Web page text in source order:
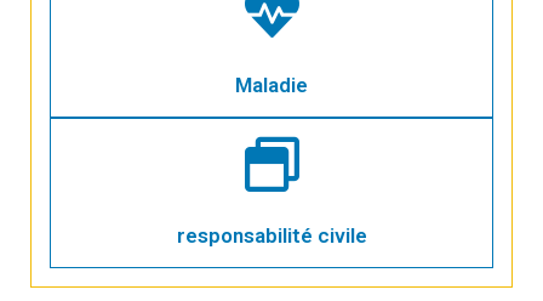
Maladie
responsabilité civile